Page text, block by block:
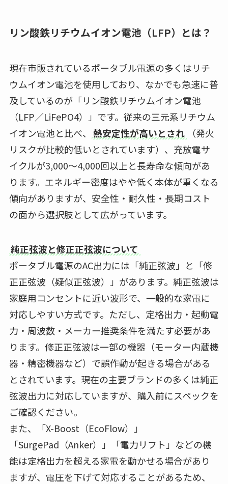
リン酸鉄リチウムイオン電池（LFP）とは？
現在市販されているポータブル電源の多くはリチ
ウムイオン電池を使用しており、なかでも急速に普
及しているのが「リン酸鉄リチウムイオン電池
（LFP／LiFePO4）」です。従来の三元系リチウム
イオン電池と比べ、
熱安定性が高いとされ
（発火
リスクが比較的低いとされています）、充放電サ
イクルが3,000〜4,000回以上と長寿命な傾向があ
ります。エネルギー密度はやや低く本体が重くなる
傾向がありますが、安全性・耐久性・長期コスト
の面から選択肢として広がっています。
純正弦波と修正正弦波について
ポータブル電源のAC出力には「純正弦波」と「修
正正弦波（疑似正弦波）」があります。純正弦波は
家庭用コンセントに近い波形で、一般的な家電に
対応しやすい方式です。ただし、定格出力・起動電
力・周波数・メーカー推奨条件を満たす必要があ
ります。修正正弦波は一部の機器（モーター内蔵機
器・精密機器など）で誤作動が起きる場合がある
とされています。現在の主要ブランドの多くは純正
弦波出力に対応していますが、購入前にスペックを
ご確認ください。
また、「X-Boost（EcoFlow）」
「SurgePad（Anker）」「電力リフト」などの機
能は定格出力を超える家電を動かせる場合があり
ますが、電圧を下げて対応することがあるため、